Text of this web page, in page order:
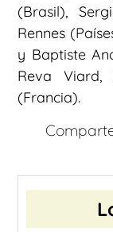
(Brasil),
Rennes
y Baptiste
Reva Viard,
(Francia).